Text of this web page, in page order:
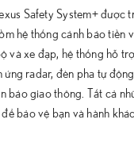
Safety System+ được
hệ thống cảnh báo tiền
và xe đạp, hệ thống hỗ
ứng radar, đèn pha tự
báo giao thông. Tất cả
bảo vệ bạn và hành